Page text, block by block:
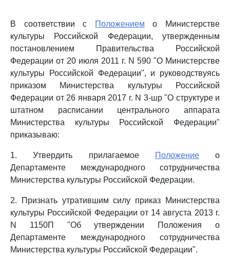
В соответствии с Положением о Министерстве
культуры Российской Федерации, утвержденным
постановлением Правительства Российской
Федерации от 20 июля 2011 г. N 590 "О Министерстве
культуры Российской Федерации", и руководствуясь
приказом Министерства культуры Российской
Федерации от 26 января 2017 г. N 3-шр "О структуре и
штатном расписании центрального аппарата
Министерства культуры Российской Федерации"
приказываю:
1. Утвердить прилагаемое Положениео
Департаменте международного сотрудничества
Министерства культуры Российской Федерации.
2. Признать утратившим силу приказ Министерства
культуры Российской Федерации от 14 августа 2013 г.
N 1150П "Об утверждении Положения о
Департаменте международного сотрудничества
Министерства культуры Российской Федерации".